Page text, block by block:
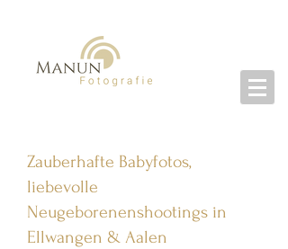
Zauberhafte Babyfotos,
liebevolle
Neugeborenenshootings in
Ellwangen & Aalen